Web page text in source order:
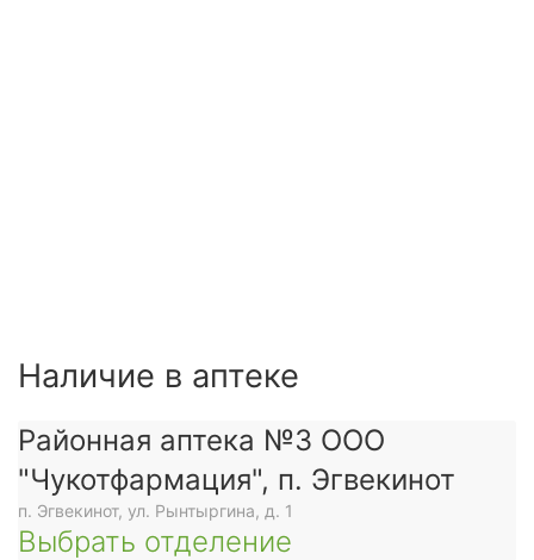
Наличие в аптеке
Районная аптека №3 ООО
"Чукотфармация", п. Эгвекинот
п. Эгвекинот, ул. Рынтыргина, д. 1
Выбрать отделение